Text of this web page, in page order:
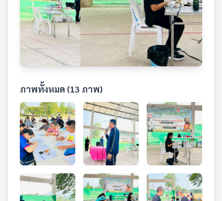
ภาพทั้งหมด (13 ภาพ)